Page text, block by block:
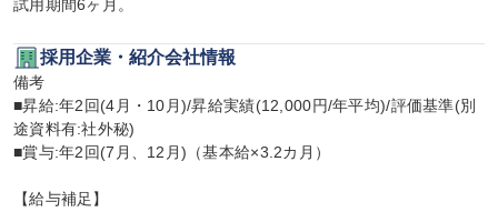
試用期間6ヶ月。
採用企業・紹介会社情報
備考
■昇給:年2回(4月・10月)/昇給実績(12,000円/年平均)/評価基準(別
途資料有:社外秘)
■賞与:年2回(7月、12月)（基本給×3.2カ月）
【給与補足】